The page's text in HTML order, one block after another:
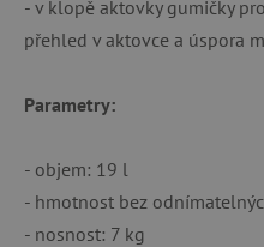
- v klopě aktovky gumičky
přehled v aktovce a úspora
Parametry:
- objem: 19 l
- hmotnost bez
- nosnost: 7 kg
základní funkce
stránky nelze bez